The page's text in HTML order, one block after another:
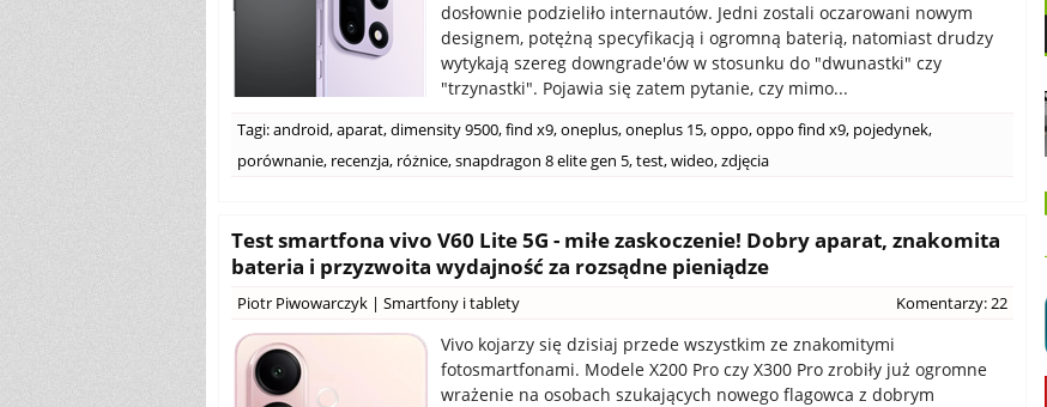
dosłownie podzieliło internautów. Jedni zostali oczarowani nowym
designem, potężną specyfikacją i ogromną baterią, natomiast drudzy
wytykają szereg downgrade'ów w stosunku do "dwunastki" czy
"trzynastki". Pojawia się zatem pytanie, czy mimo...
Tagi:android,aparat,dimensity 9500,find x9,oneplus,oneplus 15,oppo,oppo find x9, pojedynek,
porównanie, recenzja, różnice,snapdragon 8 elite gen 5,test,wideo,zdjęcia
Test smartfona vivo V60 Lite 5G - miłe zaskoczenie! Dobry aparat, znakomita
bateria i przyzwoita wydajność za rozsądne pieniądze
Piotr Piwowarczyk | Smartfony i tablety Komentarzy: 22
Vivo kojarzy się dzisiaj przede wszystkim ze znakomitymi
fotosmartfonami. Modele X200 Pro czy X300 Pro zrobiły już ogromne
wrażenie na osobach szukających nowego flagowca z dobrym